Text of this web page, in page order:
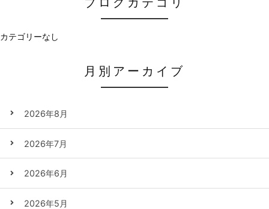
カテゴリーなし
月別アーカイブ
2026年8月
2026年7月
2026年6月
2026年5月